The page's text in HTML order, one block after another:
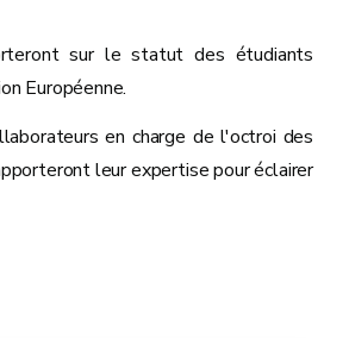
sur le statut des étudiants
Européenne.
en charge de l'octroi des
leur expertise pour éclairer